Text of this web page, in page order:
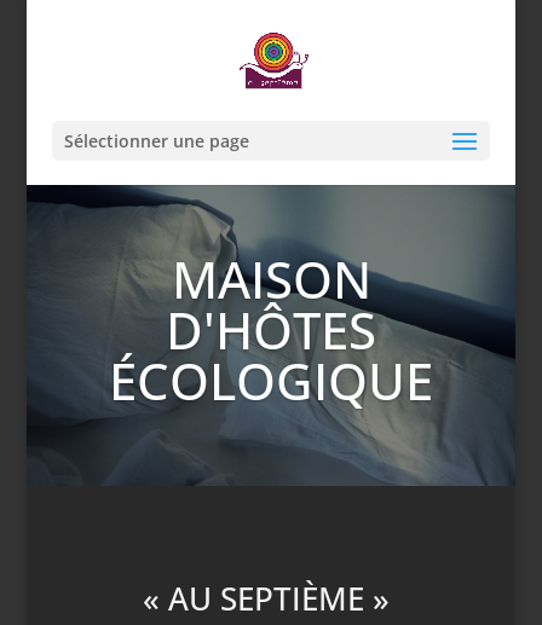
Sélectionner une page
MAISON
D'HÔTES
ÉCOLOGIQUE
« AU SEPTIÈME »